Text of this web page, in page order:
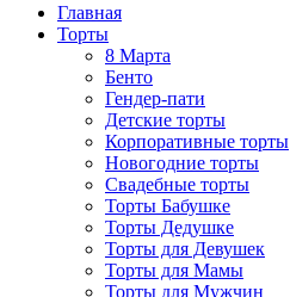
Главная
Торты
8 Марта
Бенто
Гендер-пати
Детские торты
Корпоративные торты
Новогодние торты
Свадебные торты
Торты Бабушке
Торты Дедушке
Торты для Девушек
Торты для Мамы
Торты для Мужчин